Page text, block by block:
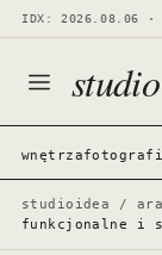
IDX: 2026.08.06 ·
studio
wnętrza
studioidea /
funkcjonalne i